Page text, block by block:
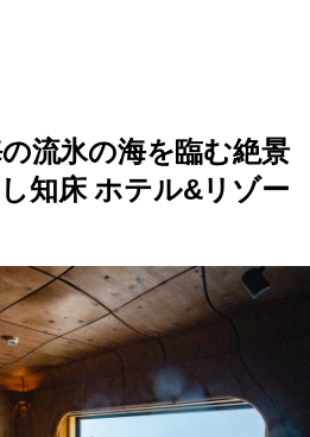
流氷の海を臨む絶景
知床 ホテル&リゾー